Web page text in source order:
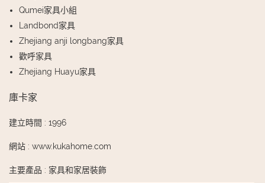
Qumei家具小組
Landbond家具
Zhejiang anji longbang家具
歡呼家具
Zhejiang Huayu家具
庫卡家
建立時間 : 1996
網站 : www.kukahome.com
主要產品 : 家具和家居裝飾